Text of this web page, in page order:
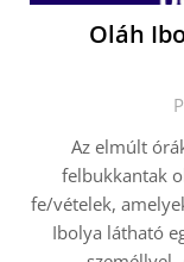
Oláh
Az elmúlt
felbukkantak
fe/vételek,
Ibolya látható